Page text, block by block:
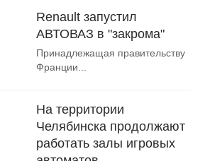
Renault запустил
АВТОВАЗ в "закрома"
Принадлежащая правительству
Франции...
На территории
Челябинска продолжают
работать залы игровых